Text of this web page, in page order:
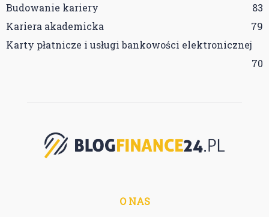
Budowanie kariery
83
Kariera akademicka
79
Karty płatnicze i usługi bankowości elektronicznej
70
O NAS